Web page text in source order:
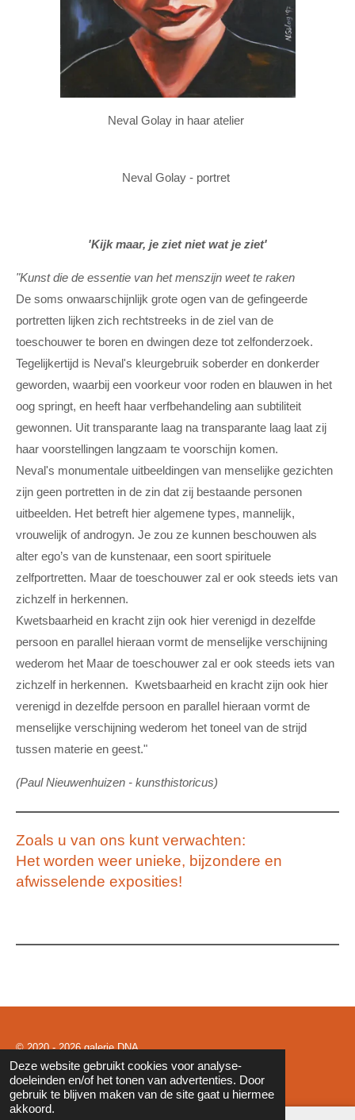
Deze website gebruikt cookies voor analyse-
doeleinden en/of het tonen van advertenties. Door
gebruik te blijven maken van de site gaat u hiermee
akkoord.
Neval Golay in haar atelier
Neval Golay - portret
'Kijk maar, je ziet niet wat je ziet'
"Kunst die de essentie van het menszijn weet te raken
De soms onwaarschijnlijk grote ogen van de gefingeerde
portretten lijken zich rechtstreeks in de ziel van de
toeschouwer te boren en dwingen deze tot zelfonderzoek.
Tegelijkertijd is Neval's kleurgebruik soberder en donkerder
geworden, waarbij een voorkeur voor roden en blauwen in het
oog springt, en heeft haar verfbehandeling aan subtiliteit
gewonnen. Uit transparante laag na transparante laag laat zij
haar voorstellingen langzaam te voorschijn komen.
Neval's monumentale uitbeeldingen van menselijke gezichten
zijn geen portretten in de zin dat zij bestaande personen
uitbeelden. Het betreft hier algemene types, mannelijk,
vrouwelijk of androgyn. Je zou ze kunnen beschouwen als
alter ego’s van de kunstenaar, een soort spirituele
zelfportretten. Maar de toeschouwer zal er ook steeds iets van
zichzelf in herkennen.
Kwetsbaarheid en kracht zijn ook hier verenigd in dezelfde
persoon en parallel hieraan vormt de menselijke verschijning
wederom het Maar de toeschouwer zal er ook steeds iets van
zichzelf in herkennen. Kwetsbaarheid en kracht zijn ook hier
verenigd in dezelfde persoon en parallel hieraan vormt de
menselijke verschijning wederom het toneel van de strijd
tussen materie en geest."
(Paul Nieuwenhuizen - kunsthistoricus)
Zoals u van ons kunt verwachten:
Het worden weer unieke, bijzondere en
afwisselende exposities!
© 2020 - 2026 galerie DNA
Powered byJouwWeb